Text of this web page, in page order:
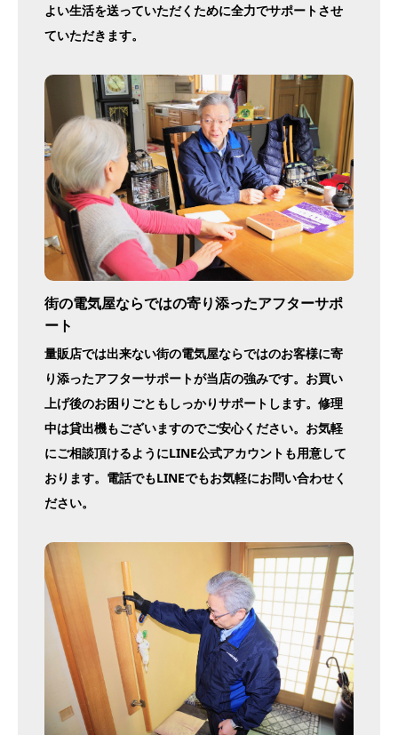
よい生活を送っていただくために全力でサポートさせ
ていただきます。
街の電気屋ならではの寄り添ったアフターサポ
ート
量販店では出来ない街の電気屋ならではのお客様に寄
り添ったアフターサポートが当店の強みです。お買い
上げ後のお困りごともしっかりサポートします。修理
中は貸出機もございますのでご安心ください。お気軽
にご相談頂けるようにLINE公式アカウントも用意して
おります。電話でもLINEでもお気軽にお問い合わせく
ださい。